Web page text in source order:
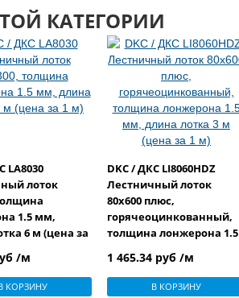
КАТЕГОРИИ
LA8030
лоток
1.5 мм,
6 м (цена за
/м
КОРЗИНУ
DKC / ДКС LI8060HDZ
Лестничный лоток
80х600 плюс,
горячеоцинкованный,
толщина лонжерона 1.5
(цена за 1 м)
1 465.34 руб /м
В КОРЗИНУ